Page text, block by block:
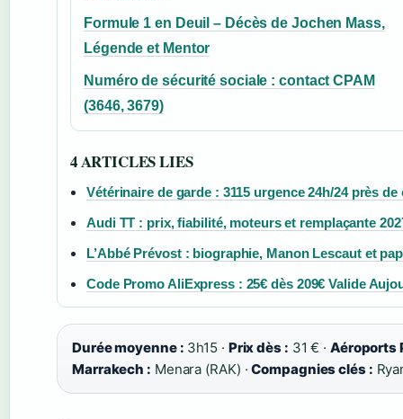
Formule 1 en Deuil – Décès de Jochen Mass,
Légende et Mentor
Numéro de sécurité sociale : contact CPAM
(3646, 3679)
4 ARTICLES LIES
Vétérinaire de garde : 3115 urgence 24h/24 près de
Audi TT : prix, fiabilité, moteurs et remplaçante
L’Abbé Prévost : biographie, Manon Lescaut et
Code Promo AliExpress : 25€ dès 209€ Valide
Durée moyenne : 3h15 · Prix dès : 31 € · Aéroports
Marrakech : Menara (RAK) ·Compagnies clés :